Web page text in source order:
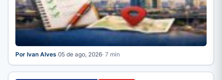
Por Ivan Alves·05 de ago, 2026· 7 min